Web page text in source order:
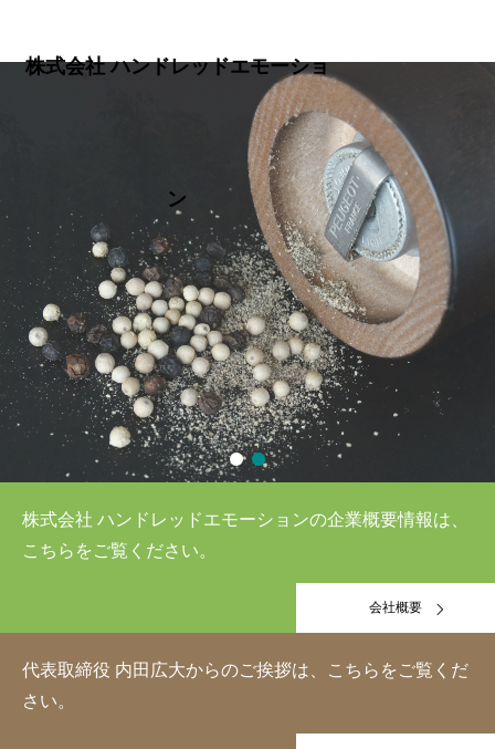
株式会社 ハンドレッドエモーションの企業概要情報は、
こちらをご覧ください。
会社概要
代表取締役 内田広大からのご挨拶は、こちらをご覧くだ
さい。